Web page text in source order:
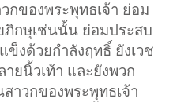
กของพระพุทธเจ้า ย่อม
ภิกษุเช่นนั้น ย่อมประสบ
งด้วยกำลังฤทธิ์ ยังเวช
ยนิ้วเท้า และยังพวก
สาวกของพระพุทธเจ้า